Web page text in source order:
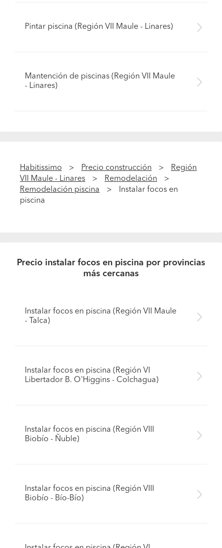
Pintar piscina (Región VII Maule - Linares)
Mantención de piscinas (Región VII Maule
- Linares)
Habitissimo Precio construcción
Región
VII Maule - Linares
Remodelación
Remodelación piscina
Instalar focos en
piscina
Precio instalar focos en piscina por provincias
más cercanas
Instalar focos en piscina (Región VII Maule
- Talca)
Instalar focos en piscina (Región VI
Libertador B. O'Higgins - Colchagua)
Instalar focos en piscina (Región VIII
Biobío - Ñuble)
Instalar focos en piscina (Región VIII
Biobío - Bío-Bío)